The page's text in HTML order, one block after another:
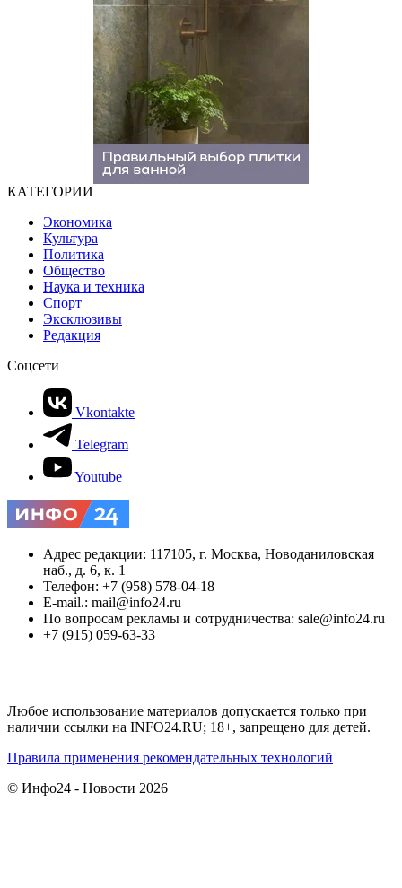
КАТЕГОРИИ
Экономика
Культура
Политика
Общество
Наука и техника
Спорт
Эксклюзивы
Редакция
Соцсети
Vkontakte
Telegram
Youtube
Адрес редакции: 117105, г. Москва, Новоданиловская
наб., д. 6, к. 1
Телефон: +7 (958) 578-04-18
E-mail.: mail@info24.ru
По вопросам рекламы и сотрудничества: sale@info24.ru
+7 (915) 059-63-33
Любое использование материалов допускается только при
наличии ссылки на INFO24.RU; 18+, запрещено для детей.
Правила применения рекомендательных технологий
© Инфо24 - Новости 2026